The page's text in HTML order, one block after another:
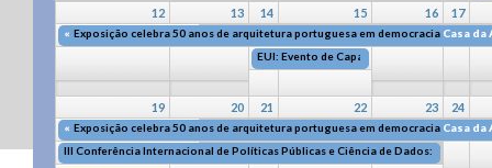
12 13 14 15 16 17
« Exposição celebra 50 anos de arquitetura portuguesa em democracia Casa
EUI: Evento de Capacitação no Fundão
19 20 21 22 23 24
« Exposição celebra 50 anos de arquitetura portuguesa em democracia Casa
III Conferência Internacional de Políticas Públicas e Ciência de Dados: